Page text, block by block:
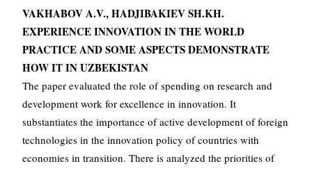
VAKHABOV A.V., HADJIBAKIEV SH.KH.
EXPERIENCE INNOVATION IN THE WORLD
PRACTICE AND SOME ASPECTS DEMONSTRATE
HOW IT IN UZBEKISTAN
The paper evaluated the role of spending on research and
development work for excellence in innovation. It
substantiates the importance of active development of foreign
technologies in the innovation policy of countries with
economies in transition. There is analyzed the priorities of